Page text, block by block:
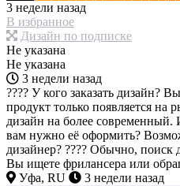
3 недели назад
В избранное
Дизайн по подписке
Не указана
Не указана
3 недели назад
???? У кого заказать дизайн?
продукт только появляется
дизайн на более
вам нужно её оформить?
дизайнер? ???? Обычно, поиск
Вы ищете фрилансера или
Уфа, RU
3 недели назад